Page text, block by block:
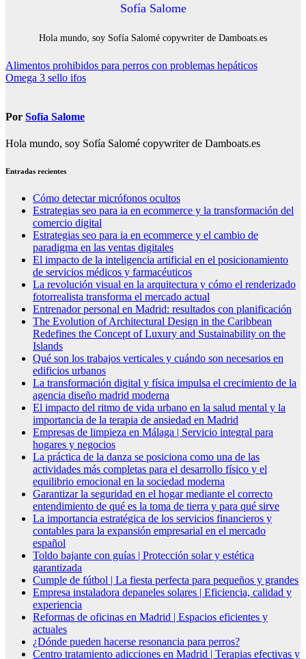
Sofía Salome
Hola mundo, soy Sofía Salomé copywriter de Damboats.es
Navegación
de
Alimentos prohibidos para perros con problemas hepáticos
Omega 3 sello ifos
Por Sofía Salome
Hola mundo, soy Sofía Salomé copywriter de Damboats.es
Entradas recientes
Cómo detectar micrófonos ocultos
Estrategias seo para ia en ecommerce y la transformación del
comercio digital
Estrategias seo para ia en ecommerce y el cambio de
paradigma en las ventas digitales
El impacto de la inteligencia artificial en el posicionamiento
de servicios médicos y farmacéuticos
La revolución visual en la arquitectura y cómo el renderizado
fotorrealista transforma el mercado actual
Entrenador personal en Madrid: resultados con planificación
The Evolution of Architectural Design in the Caribbean
Redefines the Concept of Luxury and Sustainability on the
Islands
Qué son los trabajos verticales y cuándo son necesarios en
edificios urbanos
La transformación digital y física impulsa el crecimiento de la
agencia diseño madrid moderna
El impacto del ritmo de vida urbano en la salud mental y la
importancia de la terapia de ansiedad en Madrid
Empresas de limpieza en Málaga | Servicio integral para
hogares y negocios
La práctica de la danza se posiciona como una de las
actividades más completas para el desarrollo físico y el
equilibrio emocional en la sociedad moderna
Garantizar la seguridad en el hogar mediante el correcto
entendimiento de qué es la toma de tierra y para qué sirve
La importancia estratégica de los servicios financieros y
contables para la expansión empresarial en el mercado
español
Toldo bajante con guías | Protección solar y estética
garantizada
Cumple de fútbol | La fiesta perfecta para pequeños y grandes
Empresa instaladora depaneles solares | Eficiencia, calidad y
experiencia
Reformas de oficinas en Madrid | Espacios eficientes y
actuales
¿Dónde pueden hacerse resonancia para perros?
Centro tratamiento adicciones en Madrid | Terapias efectivas y